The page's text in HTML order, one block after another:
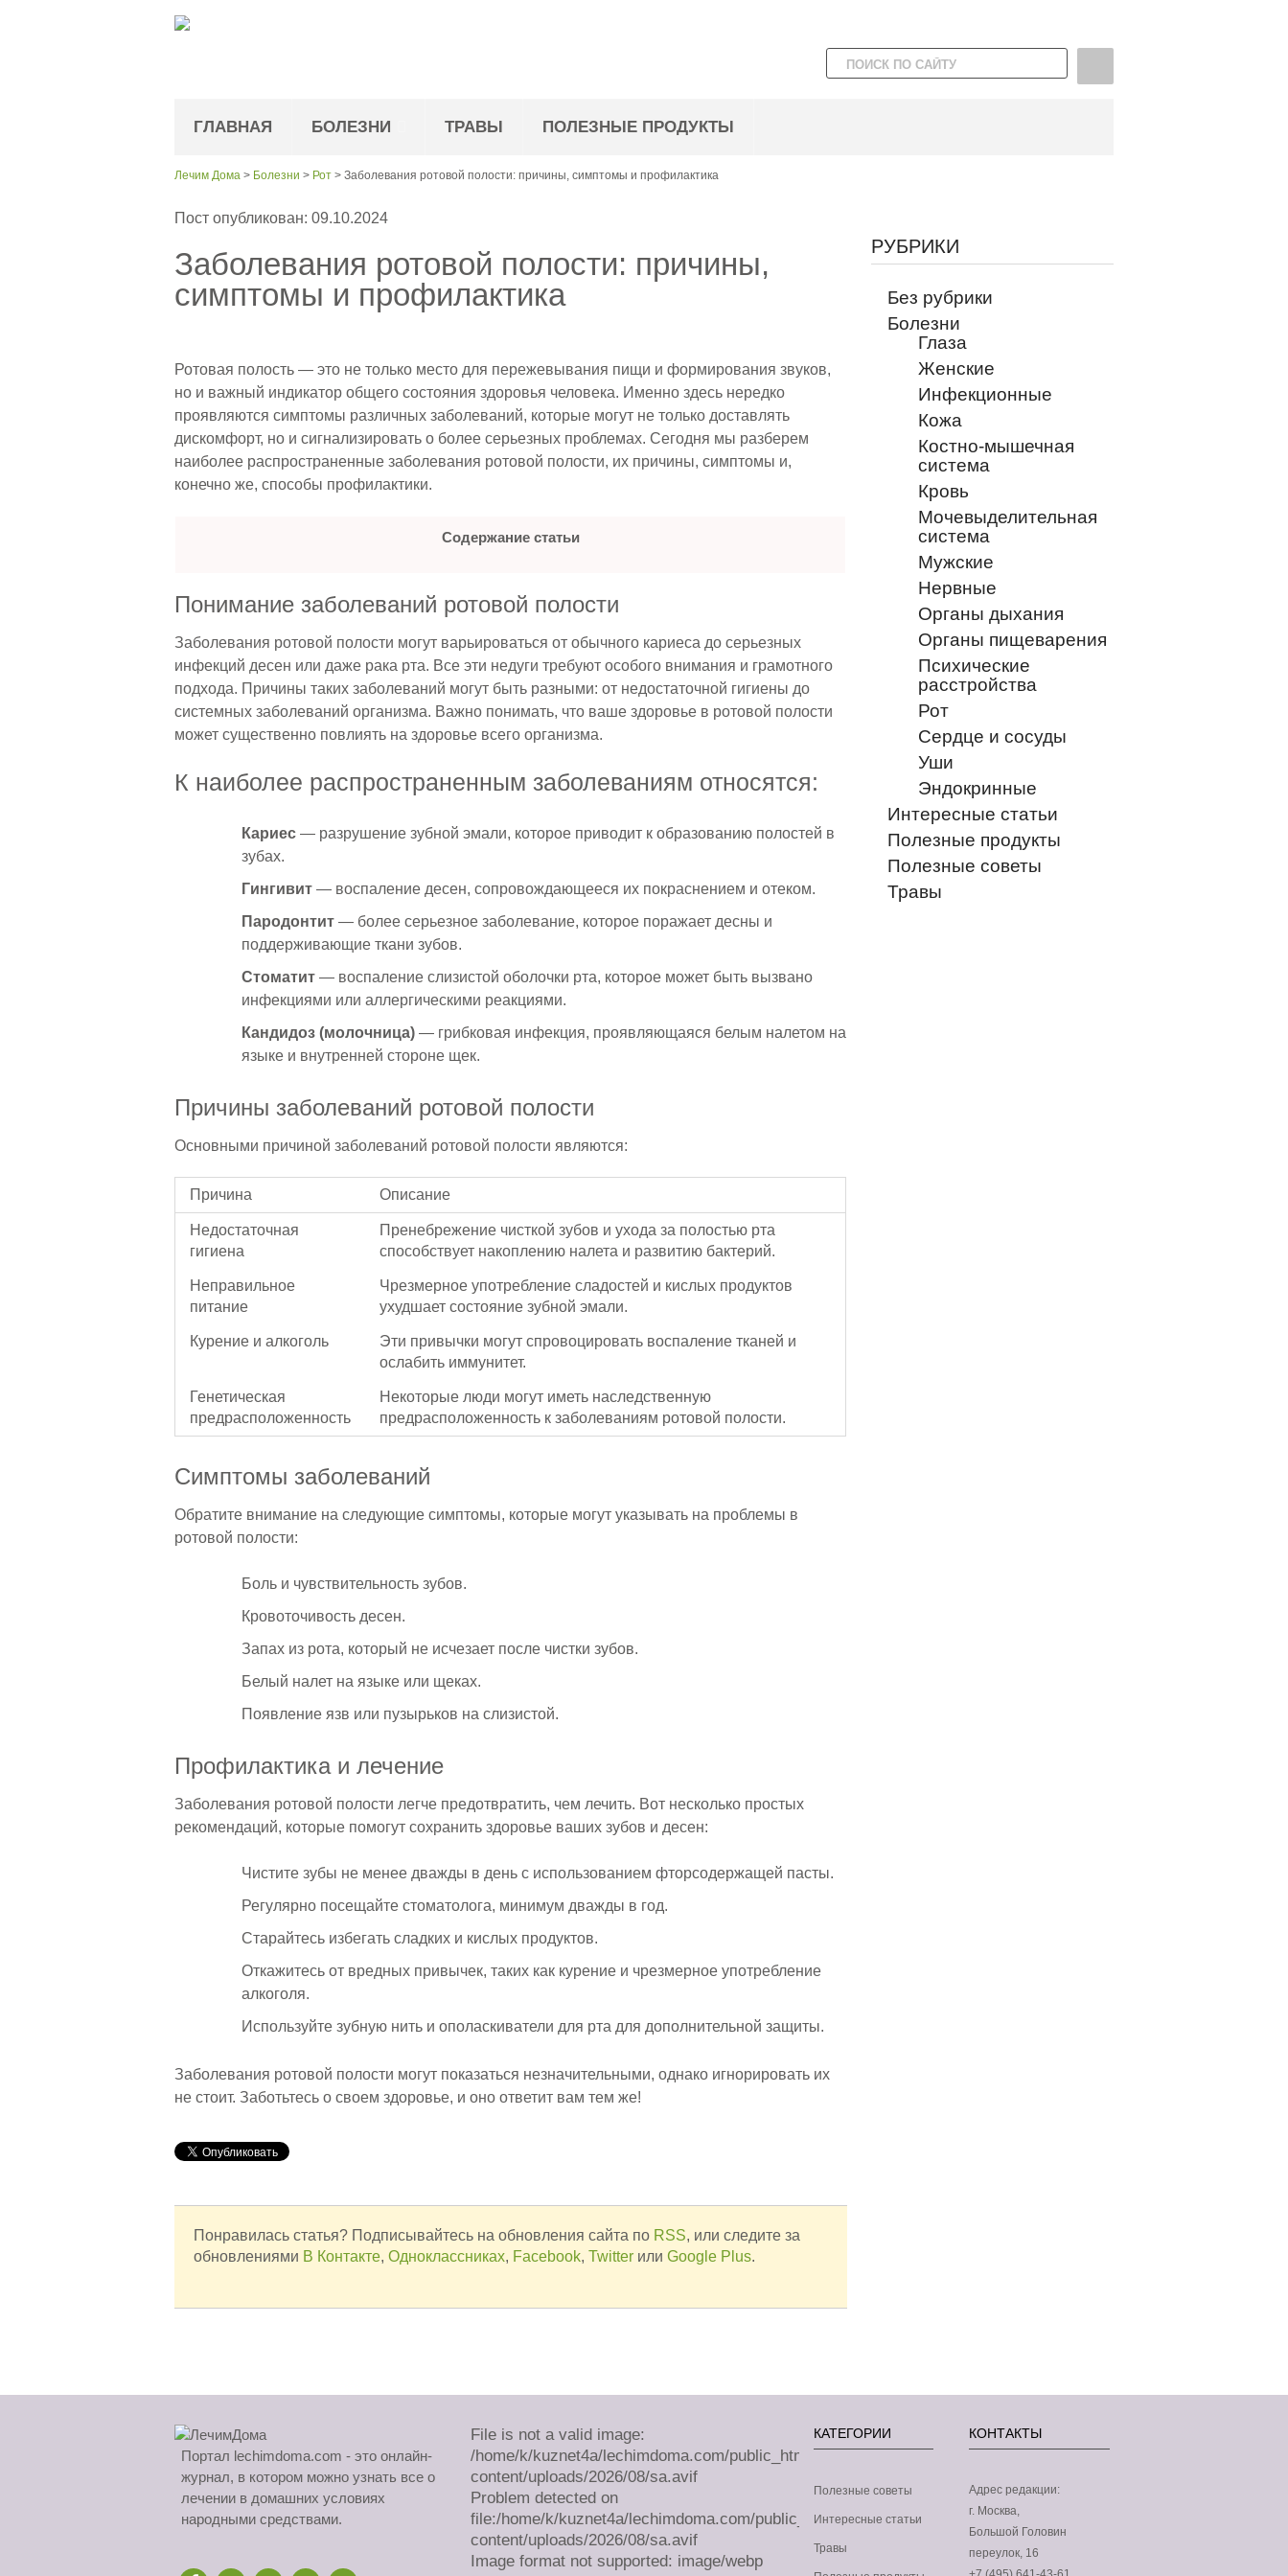
ГЛАВНАЯ БОЛЕЗНИ ТРАВЫ ПОЛЕЗНЫЕ ПРОДУКТЫ
Лечим Дома > Болезни > Рот > Заболевания ротовой полости: причины, симптомы и профилактика
Пост опубликован: 09.10.2024
Заболевания ротовой полости: причины,
симптомы и профилактика
Ротовая полость — это не только место для пережевывания пищи и формирования звуков,
но и важный индикатор общего состояния здоровья человека. Именно здесь нередко
проявляются симптомы различных заболеваний, которые могут не только доставлять
дискомфорт, но и сигнализировать о более серьезных проблемах. Сегодня мы разберем
наиболее распространенные заболевания ротовой полости, их причины, симптомы и,
конечно же, способы профилактики.
Содержание статьи
Понимание заболеваний ротовой полости
Заболевания ротовой полости могут варьироваться от обычного кариеса до серьезных
инфекций десен или даже рака рта. Все эти недуги требуют особого внимания и грамотного
подхода. Причины таких заболеваний могут быть разными: от недостаточной гигиены до
системных заболеваний организма. Важно понимать, что ваше здоровье в ротовой полости
может существенно повлиять на здоровье всего организма.
К наиболее распространенным заболеваниям относятся:
Кариес — разрушение зубной эмали, которое приводит к образованию полостей в
зубах.
Гингивит — воспаление десен, сопровождающееся их покраснением и отеком.
Пародонтит — более серьезное заболевание, которое поражает десны и
поддерживающие ткани зубов.
Стоматит — воспаление слизистой оболочки рта, которое может быть вызвано
инфекциями или аллергическими реакциями.
Кандидоз (молочница) — грибковая инфекция, проявляющаяся белым налетом на
языке и внутренней стороне щек.
Причины заболеваний ротовой полости
Основными причиной заболеваний ротовой полости являются:
Причина Описание
Недостаточная
гигиена
Пренебрежение чисткой зубов и ухода за полостью рта
способствует накоплению налета и развитию бактерий.
Неправильное
питание
Чрезмерное употребление сладостей и кислых продуктов
ухудшает состояние зубной эмали.
Курение и алкоголь
Эти привычки могут спровоцировать воспаление тканей и
ослабить иммунитет.
Генетическая
предрасположенность
Некоторые люди могут иметь наследственную
предрасположенность к заболеваниям ротовой полости.
Симптомы заболеваний
Обратите внимание на следующие симптомы, которые могут указывать на проблемы в
ротовой полости:
Боль и чувствительность зубов.
Кровоточивость десен.
Запах из рота, который не исчезает после чистки зубов.
Белый налет на языке или щеках.
Появление язв или пузырьков на слизистой.
Профилактика и лечение
Заболевания ротовой полости легче предотвратить, чем лечить. Вот несколько простых
рекомендаций, которые помогут сохранить здоровье ваших зубов и десен:
Чистите зубы не менее дважды в день с использованием фторсодержащей пасты.
Регулярно посещайте стоматолога, минимум дважды в год.
Старайтесь избегать сладких и кислых продуктов.
Откажитесь от вредных привычек, таких как курение и чрезмерное употребление
алкоголя.
Используйте зубную нить и ополаскиватели для рта для дополнительной защиты.
Заболевания ротовой полости могут показаться незначительными, однако игнорировать их
не стоит. Заботьтесь о своем здоровье, и оно ответит вам тем же!
Понравилась статья? Подписывайтесь на обновления сайта по RSS, или следите за
обновлениями В Контакте, Одноклассниках, Facebook, Twitter или Google Plus.
РУБРИКИ
Без рубрики
Болезни
Глаза
Женские
Инфекционные
Кожа
Костно-мышечная
система
Кровь
Мочевыделительная
система
Мужские
Нервные
Органы дыхания
Органы пищеварения
Психические
расстройства
Рот
Сердце и сосуды
Уши
Эндокринные
Интересные статьи
Полезные продукты
Полезные советы
Травы
Портал lechimdoma.com - это онлайн-
журнал, в котором можно узнать все о
лечении в домашних условиях
народными средствами.
File is not a valid image:
/home/k/kuznet4a/lechimdoma.com/public_html/wp-
content/uploads/2026/08/sa.avif
Problem detected on
file:/home/k/kuznet4a/lechimdoma.com/public_html/wp-
content/uploads/2026/08/sa.avif
Image format not supported: image/webp
КАТЕГОРИИ
Полезные советы
Интересные статьи
Травы
КОНТАКТЫ
Адрес редакции:
г. Москва,
Большой Головин
переулок, 16